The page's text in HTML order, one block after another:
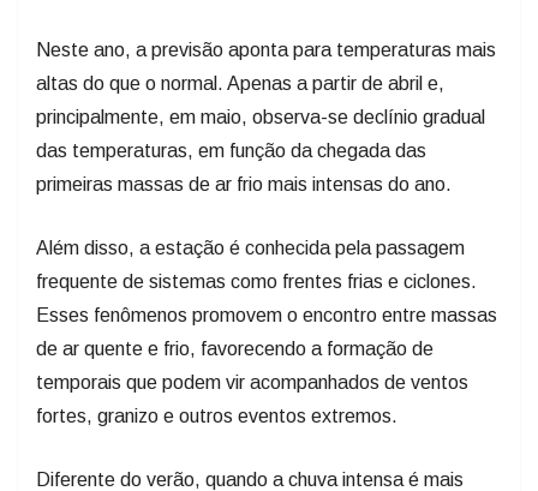
Neste ano, a previsão aponta para temperaturas mais
altas do que o normal. Apenas a partir de abril e,
principalmente, em maio, observa-se declínio gradual
das temperaturas, em função da chegada das
primeiras massas de ar frio mais intensas do ano.
Além disso, a estação é conhecida pela passagem
frequente de sistemas como frentes frias e ciclones.
Esses fenômenos promovem o encontro entre massas
de ar quente e frio, favorecendo a formação de
temporais que podem vir acompanhados de ventos
fortes, granizo e outros eventos extremos.
Diferente do verão, quando a chuva intensa é mais